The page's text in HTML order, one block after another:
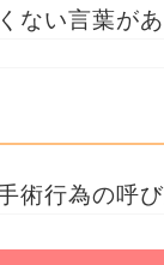
い言葉があ
行為の呼び